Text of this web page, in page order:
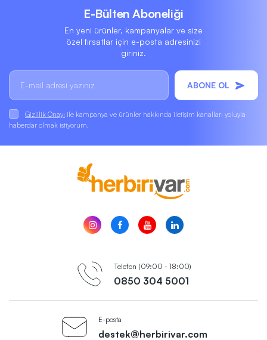
E-Bülten Aboneliği
En yeni ürünler, kampanyalar ve size
özel fırsatlar için e-posta adresinizi
giriniz.
ABONE OL
Gizlilik Onayı ile kampanya ve ürünler hakkında iletişim kanalları yoluyla
haberdar olmak istiyorum.
Telefon (09:00 - 18:00)
0850 304 5001
E-posta
destek@herbirivar.com